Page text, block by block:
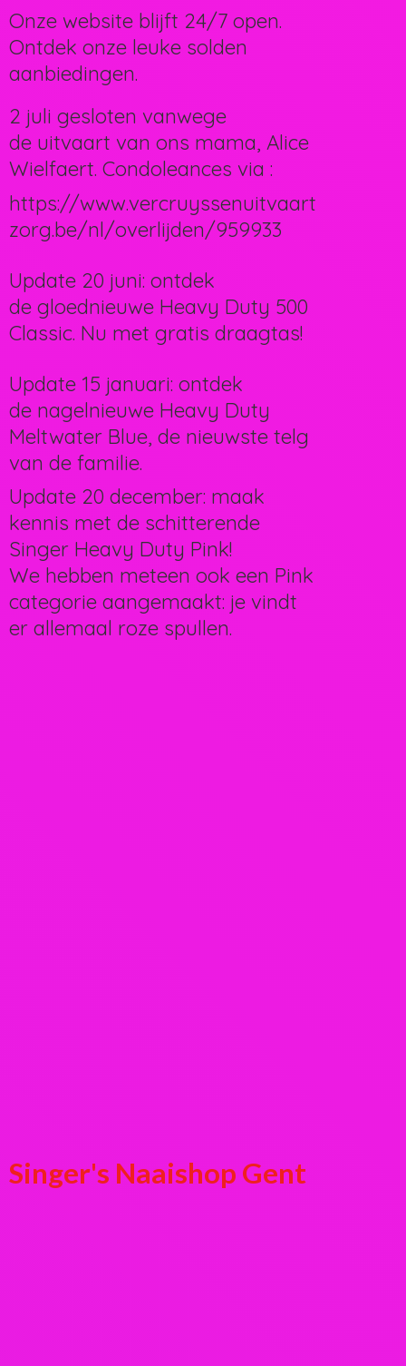
Singer's Naaishop Gent
Onze website blijft 24/7 open.
Ontdek onze leuke solden
aanbiedingen.
2 juli gesloten vanwege
de uitvaart van ons mama, Alice
Wielfaert. Condoleances via :
https://www.vercruyssenuitvaart
zorg.be/nl/overlijden/959933
Update 20 juni: ontdek
de gloednieuwe Heavy Duty 500
Classic. Nu met gratis draagtas!
Update 15 januari: ontdek
de nagelnieuwe Heavy Duty
Meltwater Blue, de nieuwste telg
van de familie.
Update 20 december: maak
kennis met de schitterende
Singer Heavy Duty Pink!
We hebben meteen ook een Pink
categorie aangemaakt: je vindt
er allemaal roze spullen.